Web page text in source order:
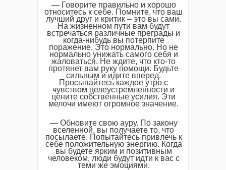
— Говорите правильно и хорошо
относитесь к себе. Помните, что ваш
лучший друг и критик – это вы сами.
На жизненном пути вам будут
встречаться различные преграды и
когда-нибудь вы потерпите
поражение. Это нормально. Но не
нормально унижать самого себя и
жаловаться. Не ждите, что кто-то
протянет вам руку помощи. Будьте
сильным и идите вперед.
Просыпайтесь каждое утро с
чувством целеустремленности и
цените собственные усилия. Эти
мелочи имеют огромное значение.
— Обновите свою ауру. По закону
вселенной, вы получаете то, что
посылаете. Попытайтесь привлечь к
себе положительную энергию. Когда
вы будете ярким и позитивным
человеком, люди будут идти к вас с
теми же эмоциями.